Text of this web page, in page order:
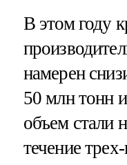
В этом году
намерен
50 млн тонн
объем стали
течение